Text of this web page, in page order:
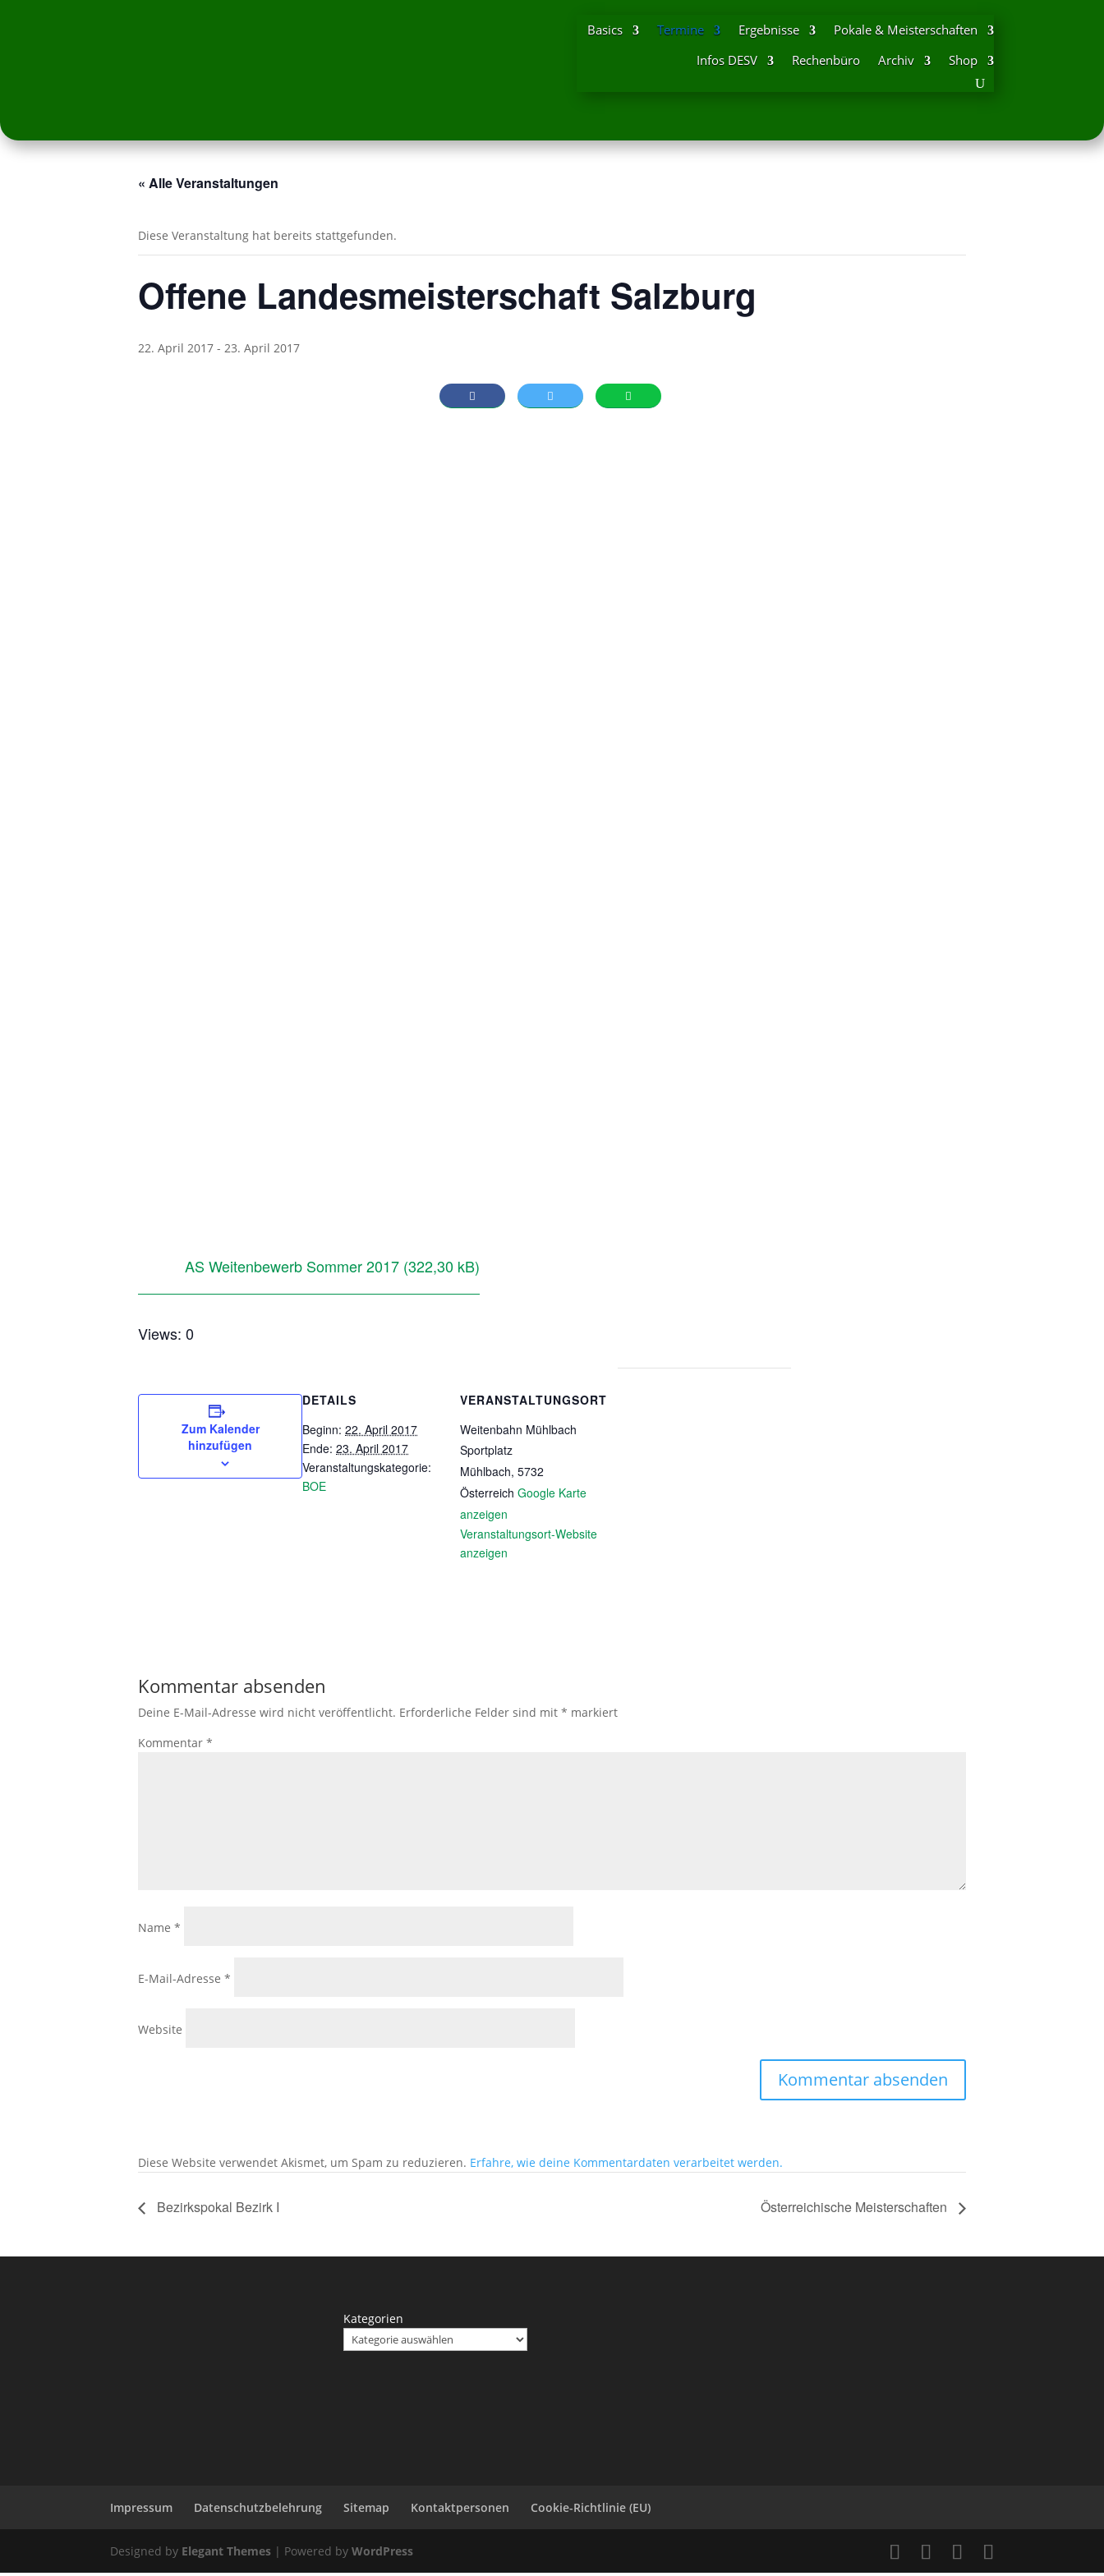
Basics Termine Ergebnisse
Pokale & Meisterschaften
Infos DESV
Rechenbüro Archiv Shop
« Alle Veranstaltungen
Diese Veranstaltung hat bereits stattgefunden.
Offene Landesmeisterschaft Salzburg
22. April 2017 - 23. April 2017
AS Weitenbewerb Sommer 2017
Views: 0
Zum Kalender
hinzufügen
DETAILS
Beginn: 22. April 2017
Ende: 23. April 2017
Veranstaltungskategorie:
BOE
VERANSTALTUNGSORT
Weitenbahn Mühlbach
Sportplatz
Mühlbach, 5732
Österreich Google Karte
anzeigen
Veranstaltungsort-Website
anzeigen
Kommentar absenden
Deine E-Mail-Adresse wird nicht veröffentlicht. Erforderliche Felder sind mit * markiert
Kommentar *
Name *
E-Mail-Adresse *
Website
Diese Website verwendet Akismet, um Spam zu reduzieren. Erfahre, wie deine Kommentardaten verarbeitet werden.
Bezirkspokal Bezirk I Österreichische Meisterschaften
Kategorien
Impressum Datenschutzbelehrung Sitemap Kontaktpersonen Cookie-Richtlinie (EU)
Designed by Elegant Themes | Powered byWordPress